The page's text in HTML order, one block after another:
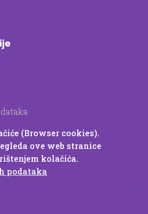
Sva prava pridržana.
(Browser cookies).
ove web stranice
kolačića.
podataka